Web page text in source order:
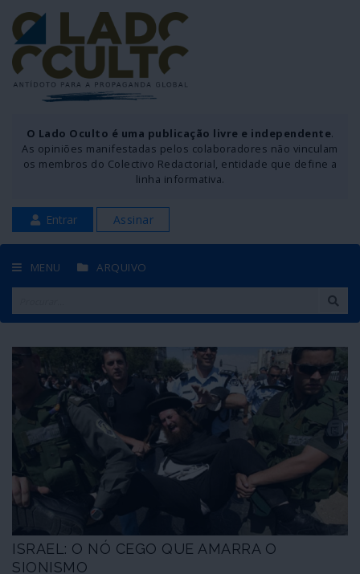
O Lado Oculto é uma publicação livre e independente.
As opiniões manifestadas pelos colaboradores não vinculam
os membros do Colectivo Redactorial, entidade que define a
linha informativa.
Entrar Assinar
MENU ARQUIVO
ISRAEL: O NÓ CEGO QUE AMARRA O
SIONISMO